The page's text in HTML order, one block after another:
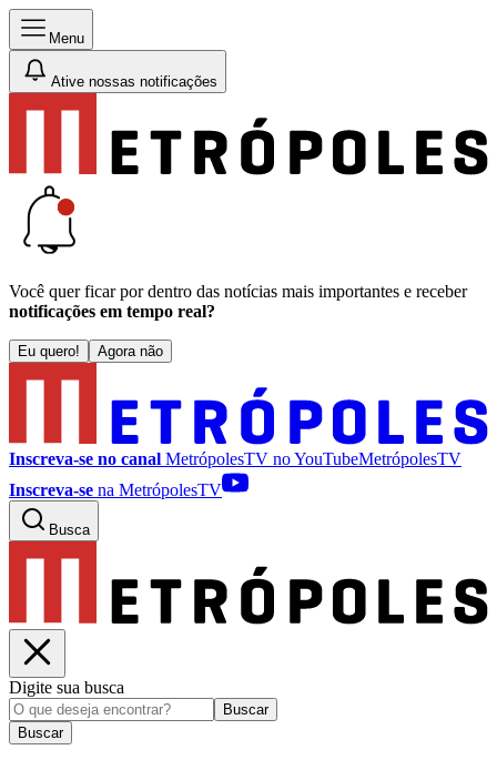
Menu
Ative nossas notificações
Você quer ficar por dentro das notícias mais importantes e receber
notificações em tempo real?
Eu quero! Agora não
Inscreva-se no canal MetrópolesTV noYouTubeMetrópolesTV
Inscreva-se na MetrópolesTV
Busca
Digite sua busca
Buscar
Buscar